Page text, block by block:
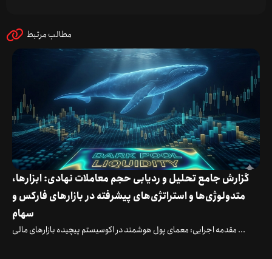
مطالب مرتبط
گزارش جامع تحلیل و ردیابی حجم معاملات نهادی: ابزارها،
متدولوژی‌ها و استراتژی‌های پیشرفته در بازارهای فارکس و
سهام
مقدمه اجرایی: معمای پول هوشمند در اکوسیستم پیچیده بازارهای مالی ...